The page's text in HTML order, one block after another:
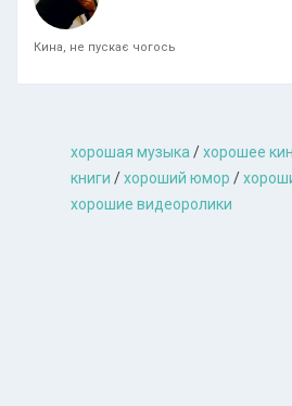
Кина, не пускає чогось
хорошая музыкa /хорошее
книги /хороший юмор /
хорошие видеоролики